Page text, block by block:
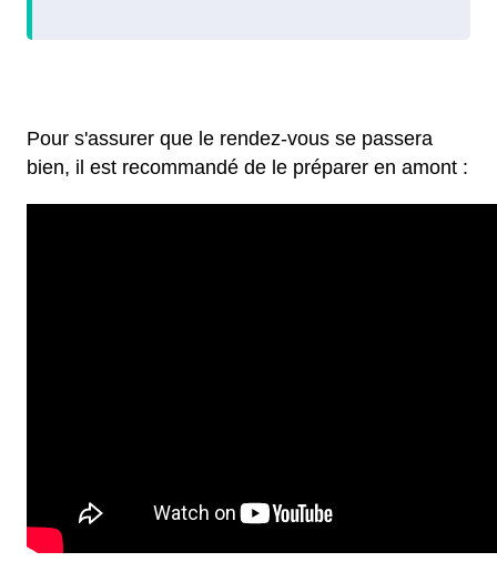
Pour s'assurer que le rendez-vous se passera
bien, il est recommandé de le préparer en amont :